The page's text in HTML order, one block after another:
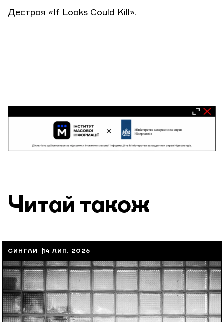
Дестроя «If Looks Could Kill».
Читай також
СИНГЛИ 14 ЛИП, 2026